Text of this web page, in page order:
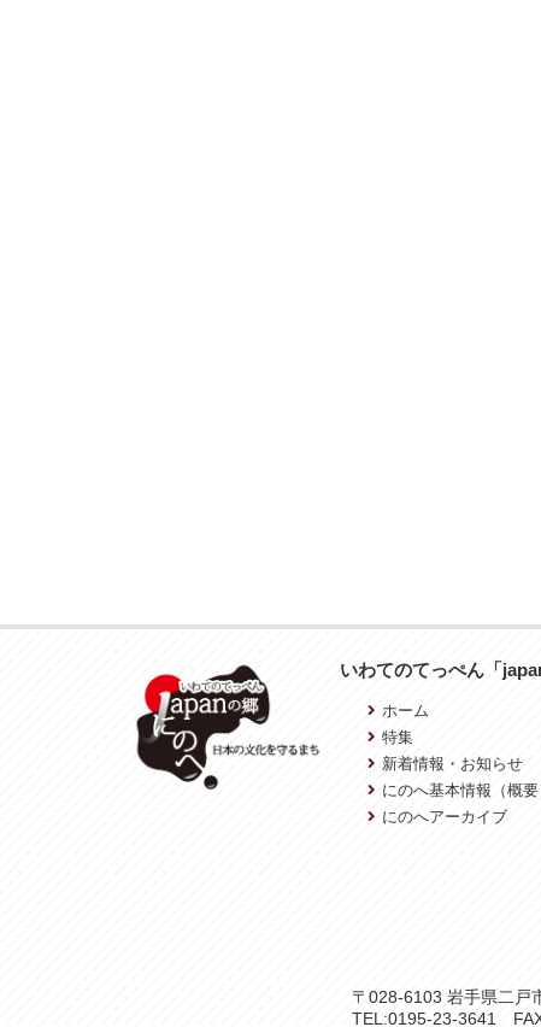
いわてのてっぺん「
ホーム
特集
新着情報・お知らせ
にのへ基本情報（概要
にのへアーカイブ
〒028-6103 岩手県二戸
TEL:0195-23-3641